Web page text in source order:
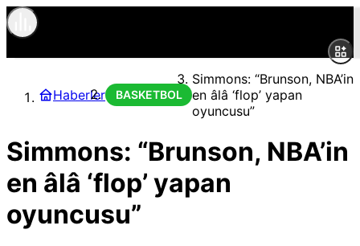
Haberler BASKETBOL
Simmons: “Brunson, NBA’in
en âlâ ‘flop’ yapan
oyuncusu”
Simmons: “Brunson, NBA’in
en âlâ ‘flop’ yapan
oyuncusu”